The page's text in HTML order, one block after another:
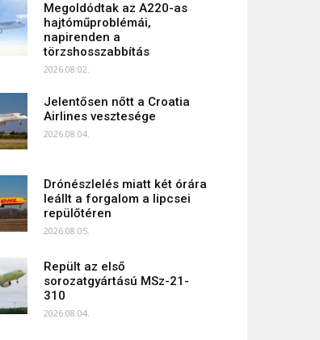
Megoldódtak az A220-as
hajtóműproblémái,
napirenden a
törzshosszabbítás
2026.08.02.
Jelentősen nőtt a Croatia
Airlines vesztesége
2026.08.04.
Drónészlelés miatt két órára
leállt a forgalom a lipcsei
repülőtéren
2026.08.05.
Repült az első
sorozatgyártású MSz-21-
310
2026.08.04.